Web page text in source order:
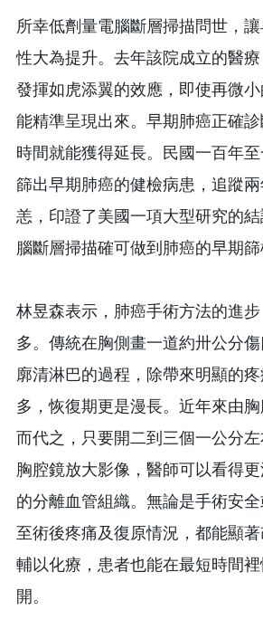
所幸低劑量電腦斷層掃描問世，
性大為提升。去年該院成立的醫
發揮如虎添翼的效應，即使再微
能精準呈現出來。早期肺癌正確
時間就能獲得延長。民國一百年
篩出早期肺癌的健檢病患，追蹤
恙，印證了美國一項大型研究的
腦斷層掃描確可做到肺癌的早期篩
林昱森表示，肺癌手術方法的進
多。傳統在胸側畫一道約卅公分
廓清淋巴的過程，除帶來明顯的
多，恢復期更是漫長。近年來由
而代之，只要開二到三個一公分
胸腔鏡放大影像，醫師可以看得
的分離血管組織。無論是手術安
至術後疼痛及復原情況，都能顯
輔以化療，患者也能在最短時間
開。